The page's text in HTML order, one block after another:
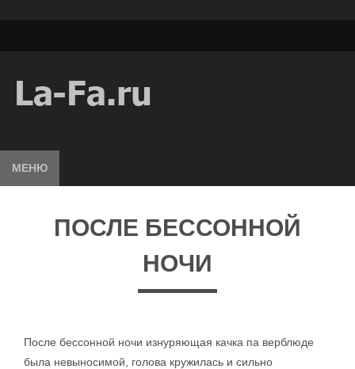
МЕНЮ
ПОСЛЕ БЕССОННОЙ
НОЧИ
После бессонной ночи изнуряющая качка па верблюде
была невыносимой, голова кружилась и сильно